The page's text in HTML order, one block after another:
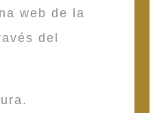
web de la
del